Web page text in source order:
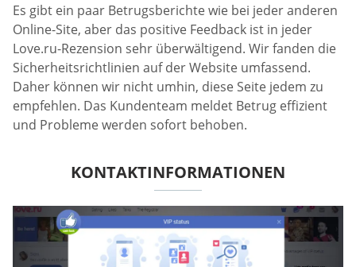
Es gibt ein paar Betrugsberichte wie bei jeder anderen
Online-Site, aber das positive Feedback ist in jeder
Love.ru-Rezension sehr überwältigend. Wir fanden die
Sicherheitsrichtlinien auf der Website umfassend.
Daher können wir nicht umhin, diese Seite jedem zu
empfehlen. Das Kundenteam meldet Betrug effizient
und Probleme werden sofort behoben.
KONTAKTINFORMATIONEN